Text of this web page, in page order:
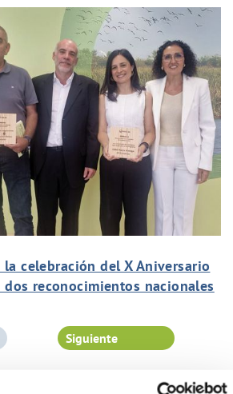
celebración del X Aniversario
dos reconocimientos nacionales
Siguiente